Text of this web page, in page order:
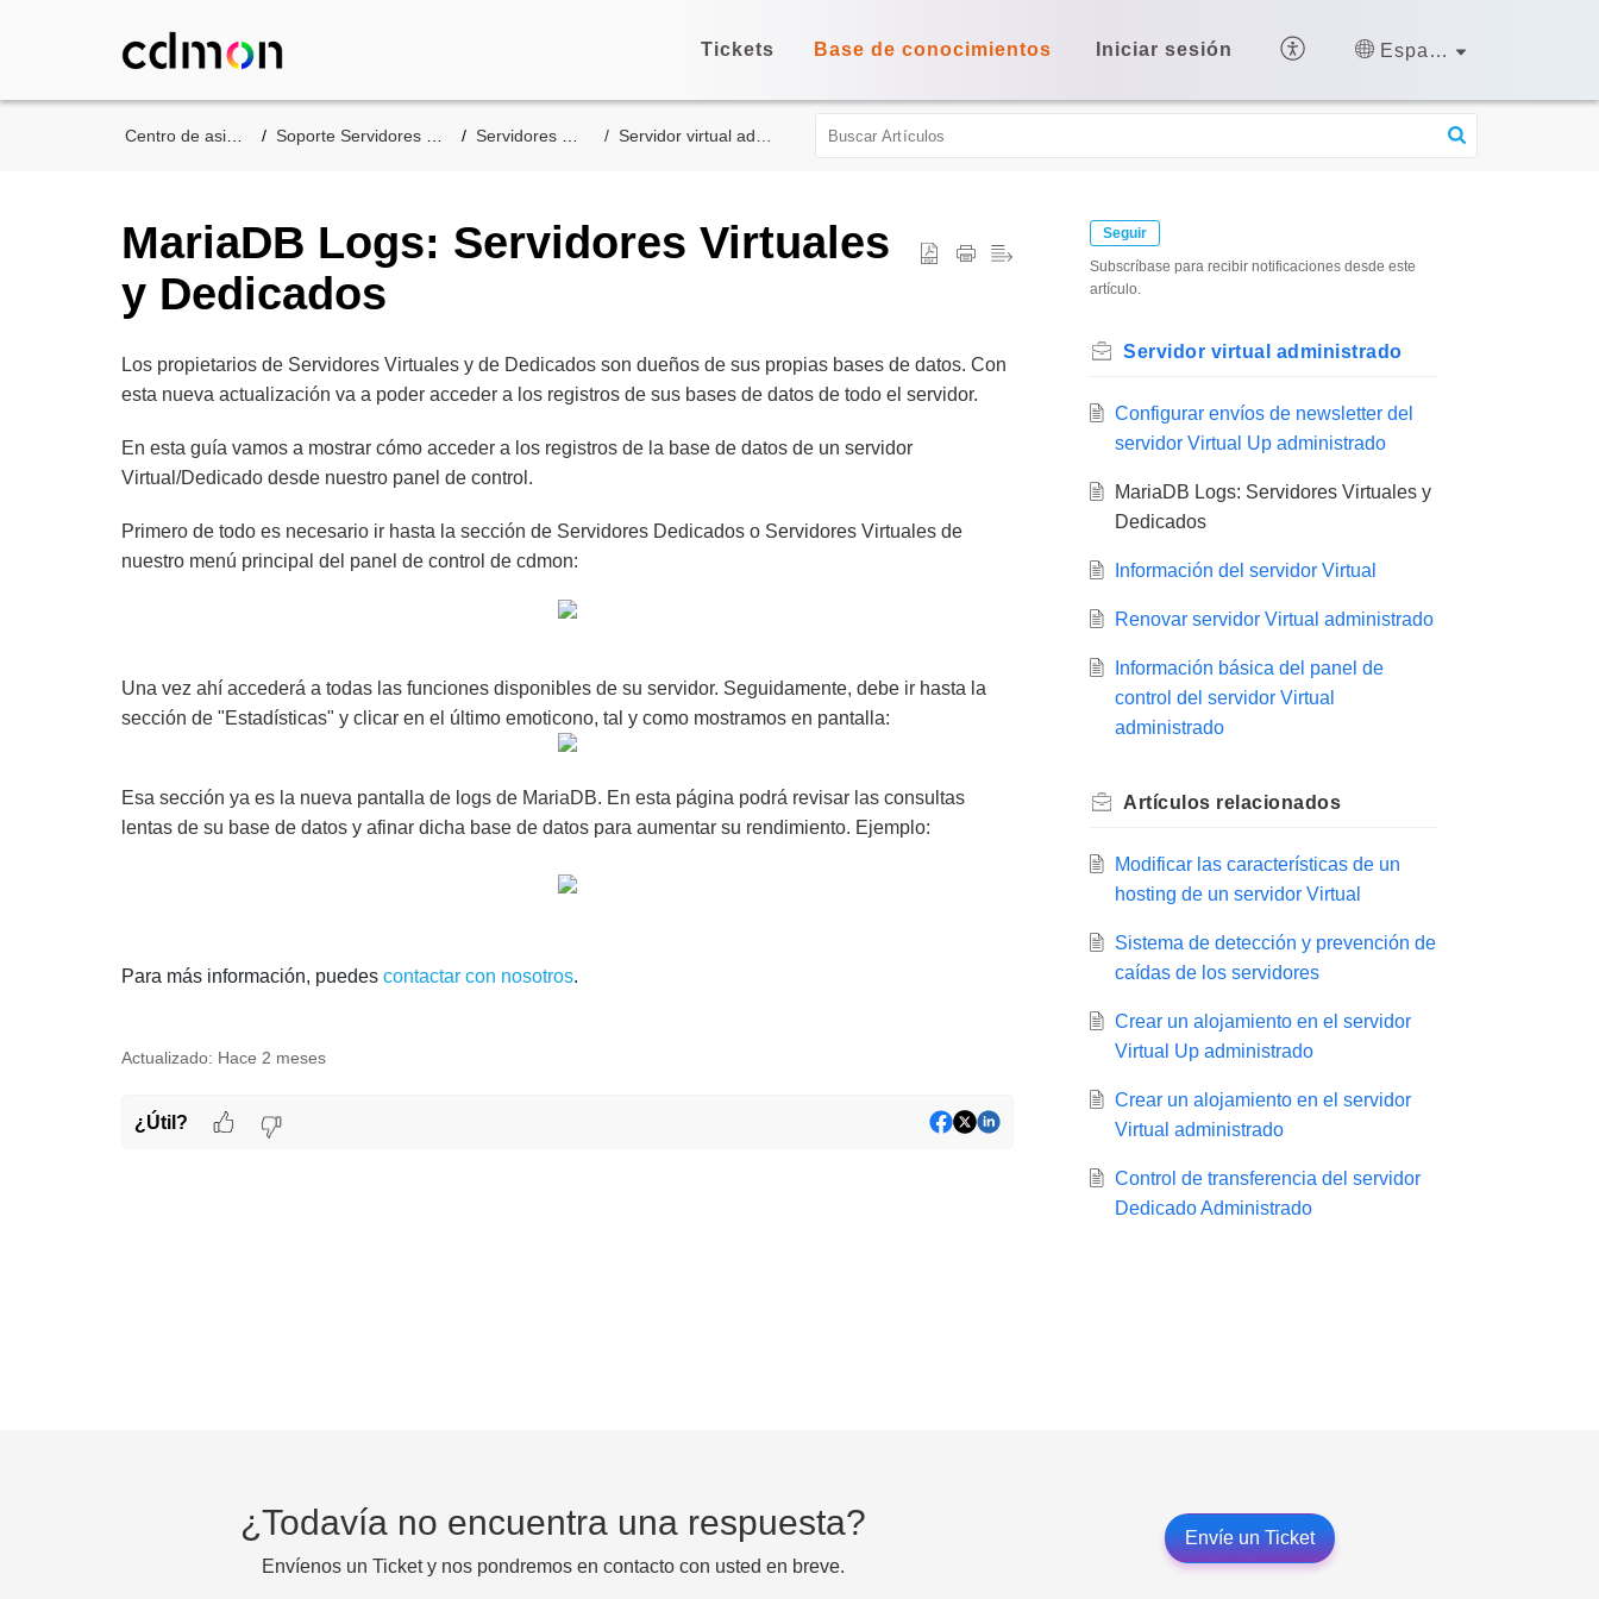
Tickets Base de conocimientos Iniciar sesión Español (España)
Soporte Servidores de cdmon Servidores Virtuales Servidor virtual administrado
MariaDB Logs: Servidores Virtuales
y Dedicados
Los propietarios de Servidores Virtuales y de Dedicados son dueños de sus propias bases de datos. Con
esta nueva actualización va a poder acceder a los registros de sus bases de datos de todo el servidor.
En esta guía vamos a mostrar cómo acceder a los registros de la base de datos de un servidor
Virtual/Dedicado desde nuestro panel de control.
Primero de todo es necesario ir hasta la sección de Servidores Dedicados o Servidores Virtuales de
nuestro menú principal del panel de control de cdmon:
Una vez ahí accederá a todas las funciones disponibles de su servidor. Seguidamente, debe ir hasta la
sección de "Estadísticas" y clicar en el último emoticono, tal y como mostramos en pantalla:
Esa sección ya es la nueva pantalla de logs de MariaDB. En esta página podrá revisar las consultas
lentas de su base de datos y afinar dicha base de datos para aumentar su rendimiento. Ejemplo:
Para más información, puedes contactar con nosotros.
Actualizado: Hace 2 meses
¿Útil?
Seguir
Subscríbase para recibir notificaciones desde este
artículo.
Servidor virtual administrado
Configurar envíos de newsletter del
servidor Virtual Up administrado
MariaDB Logs: Servidores Virtuales y
Dedicados
Información del servidor Virtual
Renovar servidor Virtual administrado
Información básica del panel de
control del servidor Virtual
administrado
Artículos relacionados
Modificar las características de un
hosting de un servidor Virtual
Sistema de detección y prevención de
caídas de los servidores
Crear un alojamiento en el servidor
Virtual Up administrado
Crear un alojamiento en el servidor
Virtual administrado
Control de transferencia del servidor
Dedicado Administrado
¿Todavía no encuentra una respuesta?
Envíenos un Ticket y nos pondremos en contacto con usted en breve.
Envíe un Ticket